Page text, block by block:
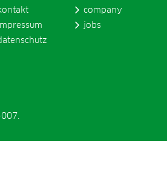
company
jobs